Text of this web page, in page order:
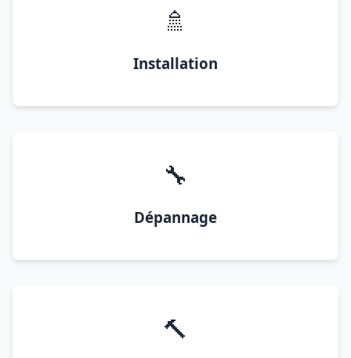
🚿
Installation
🔧
Dépannage
🔨